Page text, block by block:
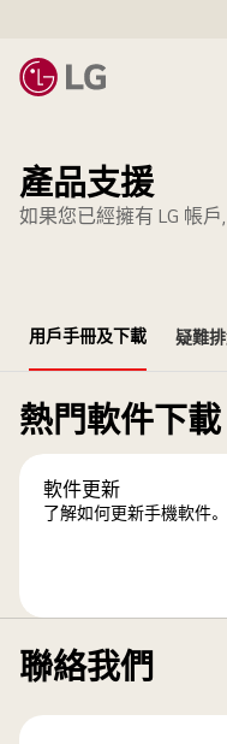
產品支援
如果您已經擁有 LG 帳戶
用戶手冊及下載 疑難
熱門軟件下載
軟件更新
了解如何更新手機軟件。
聯絡我們